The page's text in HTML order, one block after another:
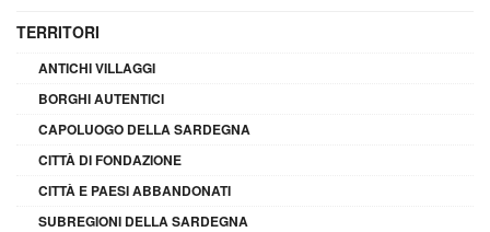
TERRITORI
ANTICHI VILLAGGI
BORGHI AUTENTICI
CAPOLUOGO DELLA SARDEGNA
CITTÀ DI FONDAZIONE
CITTÀ E PAESI ABBANDONATI
SUBREGIONI DELLA SARDEGNA